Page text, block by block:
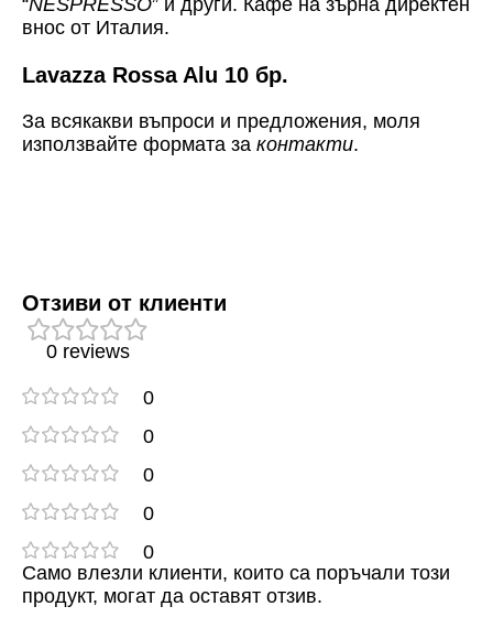
внос от Италия.
Lavazza Rossa Alu 10 бр.
За всякакви въпроси и предложения, моля
използвайте формата за контакти.
Отзиви от клиенти
0 reviews
0
0
0
0
0
Само влезли клиенти, които са поръчали този
продукт, могат да оставят отзив.